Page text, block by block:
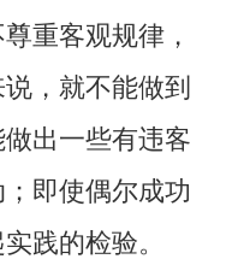
重客观规律，
，就不能做到
出一些有违客
即使偶尔成功
践的检验。